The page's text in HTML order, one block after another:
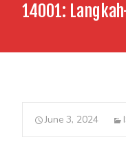
14001:
June 3, 2024